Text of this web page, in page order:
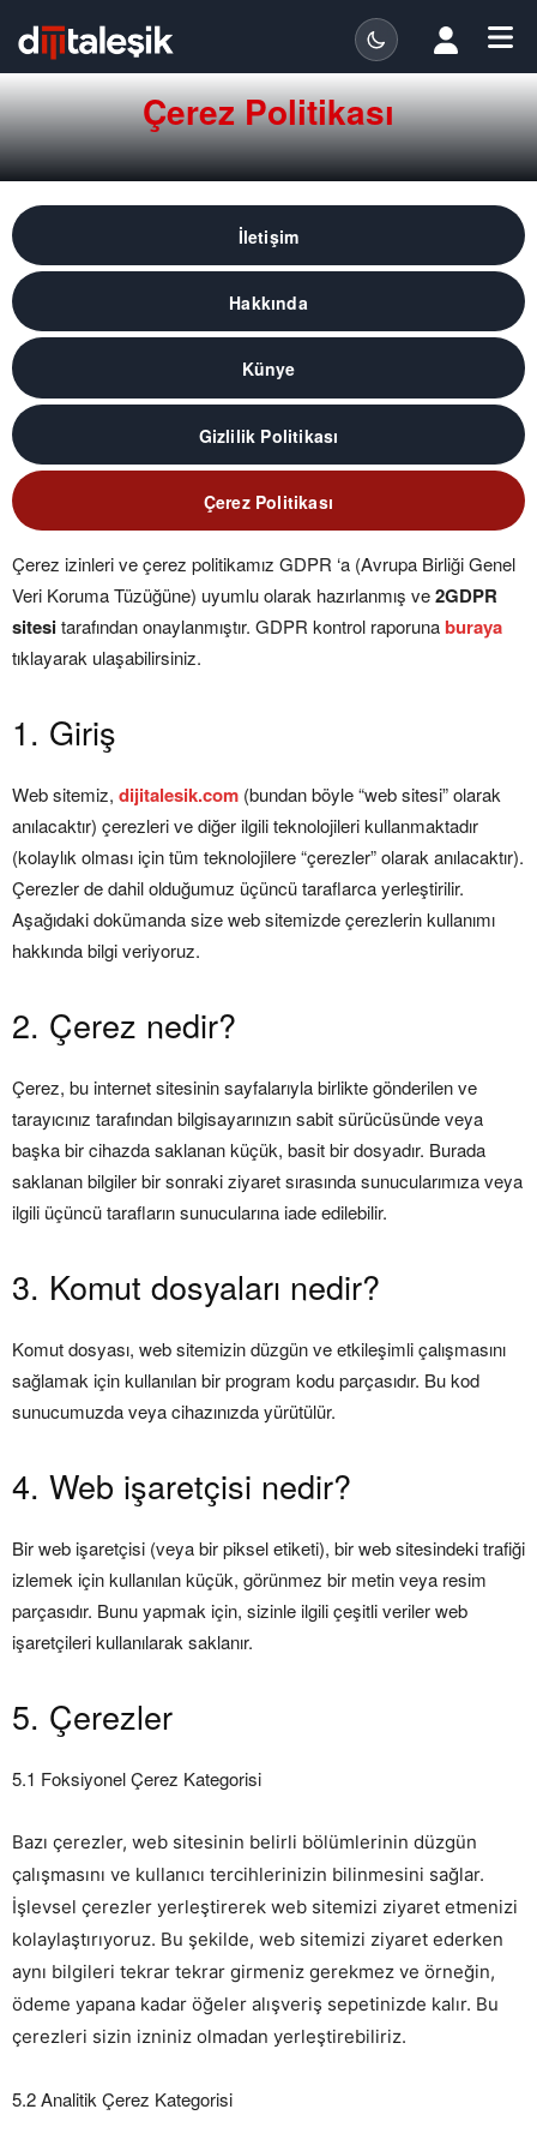
Çerez Politikası
İletişim
Hakkında
Künye
Gizlilik Politikası
Çerez Politikası
Çerez izinleri ve çerez politikamız GDPR ‘a (Avrupa Birliği Genel
Veri Koruma Tüzüğüne) uyumlu olarak hazırlanmış ve2GDPR
sitesitarafından onaylanmıştır. GDPR kontrol raporunaburaya
tıklayarak ulaşabilirsiniz.
1. Giriş
Web sitemiz, dijitalesik.com (bundan böyle “web sitesi” olarak
anılacaktır) çerezleri ve diğer ilgili teknolojileri kullanmaktadır
(kolaylık olması için tüm teknolojilere “çerezler” olarak anılacaktır).
Çerezler de dahil olduğumuz üçüncü taraflarca yerleştirilir.
Aşağıdaki dokümanda size web sitemizde çerezlerin kullanımı
hakkında bilgi veriyoruz.
2. Çerez nedir?
Çerez, bu internet sitesinin sayfalarıyla birlikte gönderilen ve
tarayıcınız tarafından bilgisayarınızın sabit sürücüsünde veya
başka bir cihazda saklanan küçük, basit bir dosyadır. Burada
saklanan bilgiler bir sonraki ziyaret sırasında sunucularımıza veya
ilgili üçüncü tarafların sunucularına iade edilebilir.
3. Komut dosyaları nedir?
Komut dosyası, web sitemizin düzgün ve etkileşimli çalışmasını
sağlamak için kullanılan bir program kodu parçasıdır. Bu kod
sunucumuzda veya cihazınızda yürütülür.
4. Web işaretçisi nedir?
Bir web işaretçisi (veya bir piksel etiketi), bir web sitesindeki trafiği
izlemek için kullanılan küçük, görünmez bir metin veya resim
parçasıdır. Bunu yapmak için, sizinle ilgili çeşitli veriler web
işaretçileri kullanılarak saklanır.
5. Çerezler
5.1 Foksiyonel Çerez Kategorisi
Bazı çerezler, web sitesinin belirli bölümlerinin düzgün
çalışmasını ve kullanıcı tercihlerinizin bilinmesini sağlar.
İşlevsel çerezler yerleştirerek web sitemizi ziyaret etmenizi
kolaylaştırıyoruz. Bu şekilde, web sitemizi ziyaret ederken
aynı bilgileri tekrar tekrar girmeniz gerekmez ve örneğin,
ödeme yapana kadar öğeler alışveriş sepetinizde kalır. Bu
çerezleri sizin izniniz olmadan yerleştirebiliriz.
5.2 Analitik Çerez Kategorisi